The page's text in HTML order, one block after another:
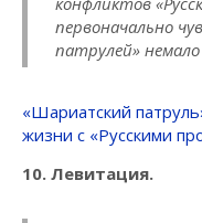
первоначально
патрулей»
«Шариатский
жизни с «Русскими
10. Левитация.